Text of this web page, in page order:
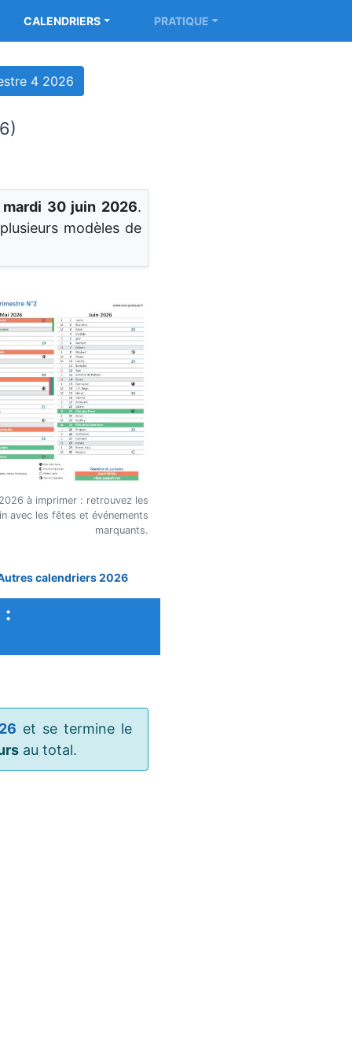
CALENDRIERS PRATIQUE
4 2026
30 juin 2026.
modèles de
à imprimer : retrouvez les
avec les fêtes et événements
marquants.
calendriers 2026
:
et se termine le
au total.